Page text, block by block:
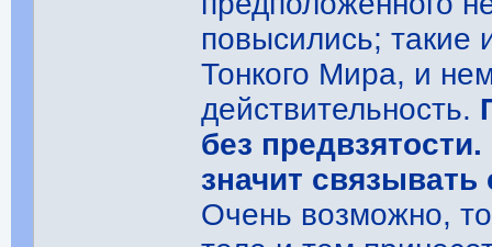
повысились; такие
Тонкого Мира, и
действительность.
без
значит
Очень возможно, то